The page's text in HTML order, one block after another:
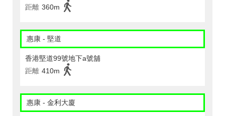
距離 360m
惠康 - 堅道
香港堅道99號地下a號舖
距離 410m
惠康 - 金利大廈